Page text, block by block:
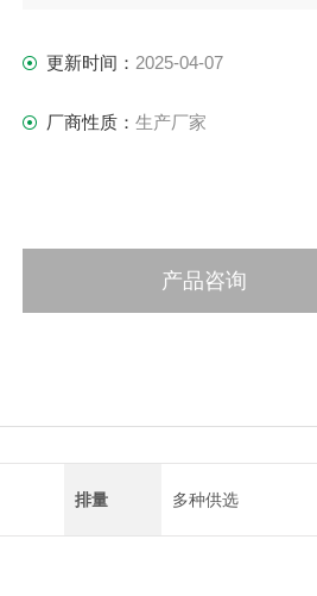
更新时间： 2025-04-07
厂商性质： 生产厂家
产品咨询
排量 多种供选